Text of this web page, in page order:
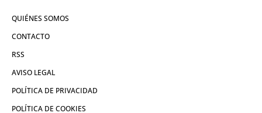
QUIÉNES SOMOS
CONTACTO
RSS
AVISO LEGAL
POLÍTICA DE PRIVACIDAD
POLÍTICA DE COOKIES